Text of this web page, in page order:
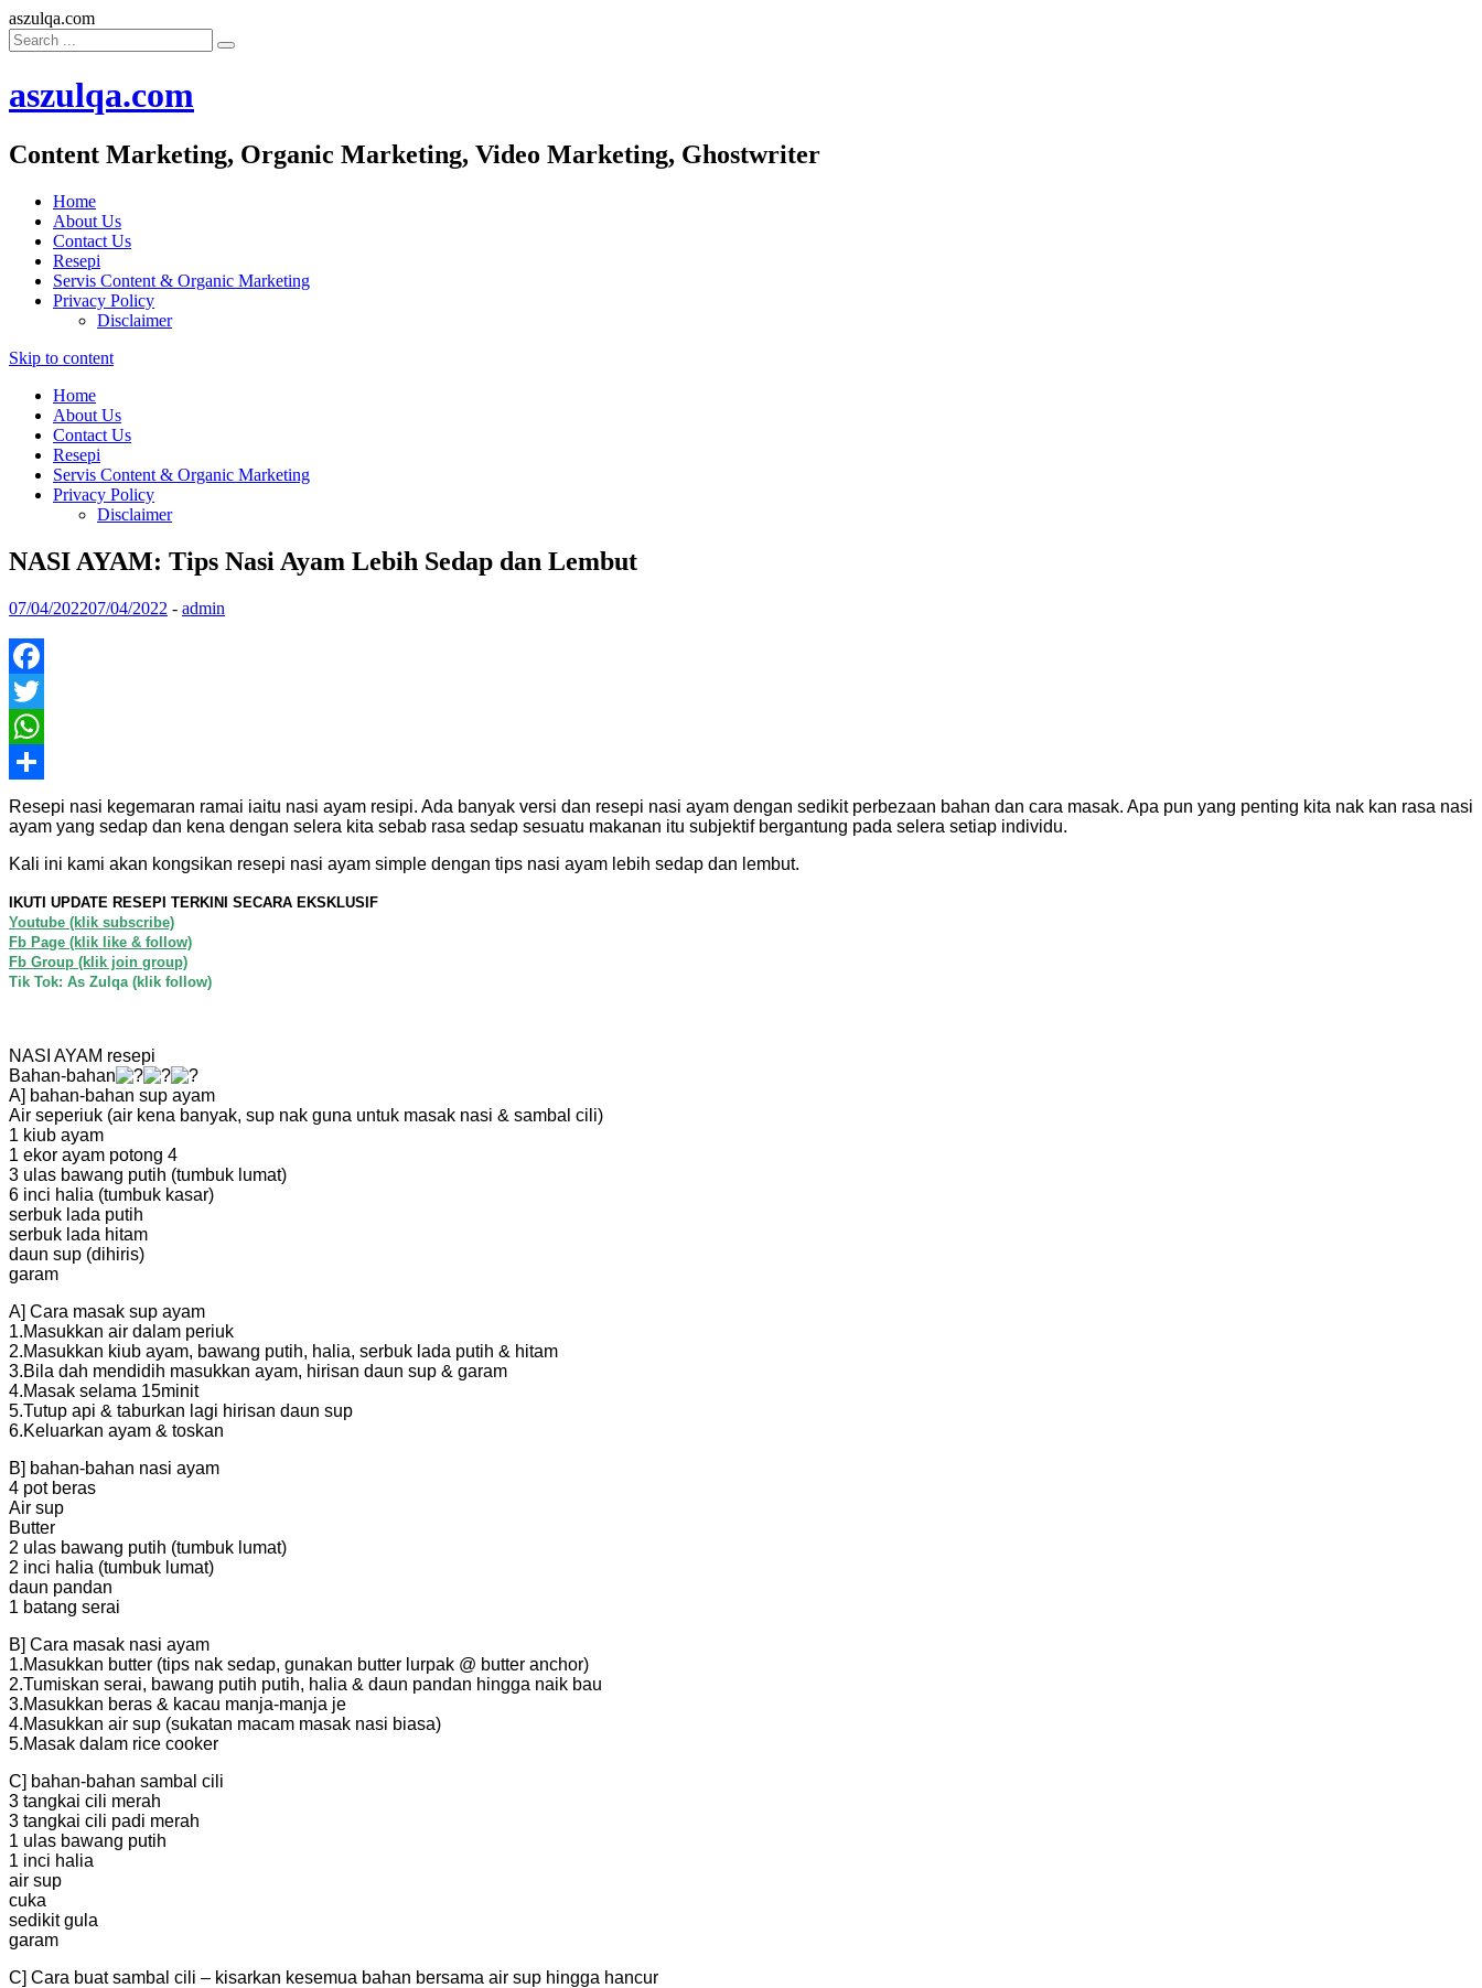
aszulqa.com
aszulqa.com
Content Marketing, Organic Marketing, Video Marketing, Ghostwriter
Home
About Us
Contact Us
Resepi
Servis Content & Organic Marketing
Privacy Policy
Disclaimer
Skip to content
Home
About Us
Contact Us
Resepi
Servis Content & Organic Marketing
Privacy Policy
Disclaimer
NASI AYAM: Tips Nasi Ayam Lebih Sedap dan Lembut
07/04/202207/04/2022 - admin
Facebook
Twitter
WhatsApp
Share
Resepi nasi kegemaran ramai iaitu nasi ayam resipi. Ada banyak versi dan resepi nasi ayam dengan sedikit perbezaan bahan dan cara masak. Apa pun yang penting kita nak kan rasa nasi
ayam yang sedap dan kena dengan selera kita sebab rasa sedap sesuatu makanan itu subjektif bergantung pada selera setiap individu.
Kali ini kami akan kongsikan resepi nasi ayam simple dengan tips nasi ayam lebih sedap dan lembut.
IKUTI UPDATE RESEPI TERKINI SECARA EKSKLUSIF
Youtube (klik subscribe)
Fb Page (klik like & follow)
Fb Group (klik join group)
Tik Tok: As Zulqa (klik follow)
NASI AYAM resepi
Bahan-bahan
A] bahan-bahan sup ayam
Air seperiuk (air kena banyak, sup nak guna untuk masak nasi & sambal cili)
1 kiub ayam
1 ekor ayam potong 4
3 ulas bawang putih (tumbuk lumat)
6 inci halia (tumbuk kasar)
serbuk lada putih
serbuk lada hitam
daun sup (dihiris)
garam
A] Cara masak sup ayam
1.Masukkan air dalam periuk
2.Masukkan kiub ayam, bawang putih, halia, serbuk lada putih & hitam
3.Bila dah mendidih masukkan ayam, hirisan daun sup & garam
4.Masak selama 15minit
5.Tutup api & taburkan lagi hirisan daun sup
6.Keluarkan ayam & toskan
B] bahan-bahan nasi ayam
4 pot beras
Air sup
Butter
2 ulas bawang putih (tumbuk lumat)
2 inci halia (tumbuk lumat)
daun pandan
1 batang serai
B] Cara masak nasi ayam
1.Masukkan butter (tips nak sedap, gunakan butter lurpak @ butter anchor)
2.Tumiskan serai, bawang putih putih, halia & daun pandan hingga naik bau
3.Masukkan beras & kacau manja-manja je
4.Masukkan air sup (sukatan macam masak nasi biasa)
5.Masak dalam rice cooker
C] bahan-bahan sambal cili
3 tangkai cili merah
3 tangkai cili padi merah
1 ulas bawang putih
1 inci halia
air sup
cuka
sedikit gula
garam
C] Cara buat sambal cili – kisarkan kesemua bahan bersama air sup hingga hancur